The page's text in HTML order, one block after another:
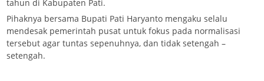
tahun di Kabupaten Pati.
Pihaknya bersama Bupati Pati Haryanto mengaku selalu
mendesak pemerintah pusat untuk fokus pada normalisasi
tersebut agar tuntas sepenuhnya, dan tidak setengah –
setengah.